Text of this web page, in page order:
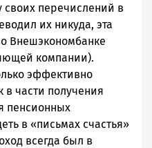
своих перечислений в
их никуда, эта
Внешэкономбанке
компании).
эффективно
в части получения
пенсионных
в «письмах счастья»
всегда был в